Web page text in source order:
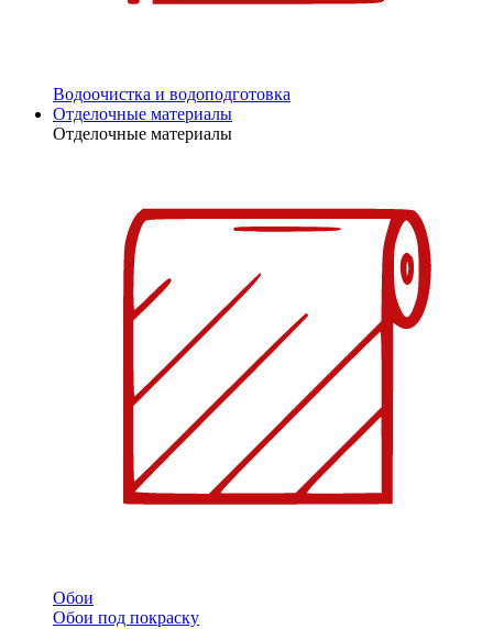
Водоочистка и водоподготовка
Отделочные материалы
Отделочные материалы
Обои
Обои под покраску